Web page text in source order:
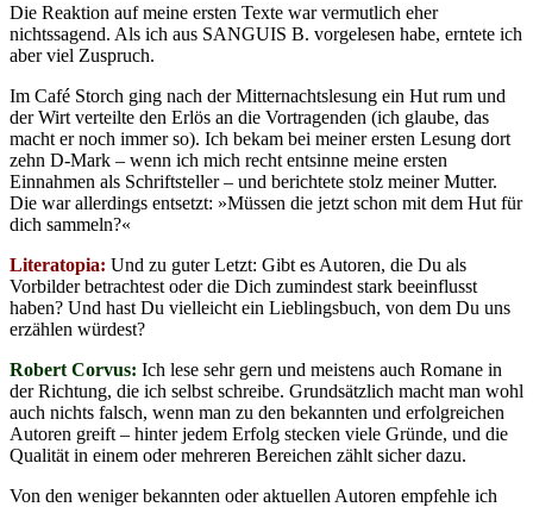
Die Reaktion auf meine ersten Texte war vermutlich eher
nichtssagend. Als ich aus SANGUIS B. vorgelesen habe, erntete ich
aber viel Zuspruch.
Im Café Storch ging nach der Mitternachtslesung ein Hut rum und
der Wirt verteilte den Erlös an die Vortragenden (ich glaube, das
macht er noch immer so). Ich bekam bei meiner ersten Lesung dort
zehn D-Mark – wenn ich mich recht entsinne meine ersten
Einnahmen als Schriftsteller – und berichtete stolz meiner Mutter.
Die war allerdings entsetzt: »Müssen die jetzt schon mit dem Hut für
dich sammeln?«
Literatopia: Und zu guter Letzt: Gibt es Autoren, die Du als
Vorbilder betrachtest oder die Dich zumindest stark beeinflusst
haben? Und hast Du vielleicht ein Lieblingsbuch, von dem Du uns
erzählen würdest?
Robert Corvus: Ich lese sehr gern und meistens auch Romane in
der Richtung, die ich selbst schreibe. Grundsätzlich macht man wohl
auch nichts falsch, wenn man zu den bekannten und erfolgreichen
Autoren greift – hinter jedem Erfolg stecken viele Gründe, und die
Qualität in einem oder mehreren Bereichen zählt sicher dazu.
Von den weniger bekannten oder aktuellen Autoren empfehle ich